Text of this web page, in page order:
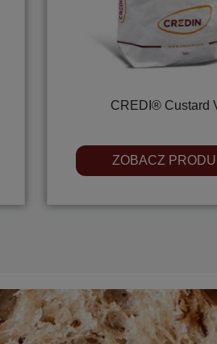
CREDI® Custard
ZOBACZ